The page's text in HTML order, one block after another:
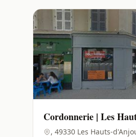
Cordonnerie | Les
, 49330 Les Hauts-